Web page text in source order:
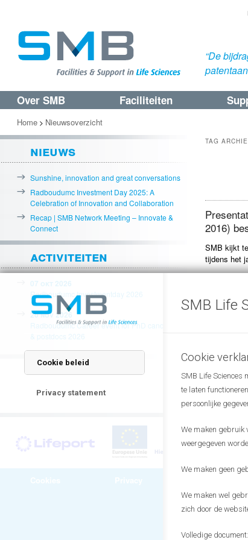
“De
Spring
naar
de
primaire
inhoud
Spring
naar
de
secundaire
inhoud
Over SMB Faciliteiten
TAG
2016)
SMB kijkt
tijdens het
Bericht
navigatie
Home > Nieuwsoverzicht
nieuws
Sunshine, innovation and great conversations
Radboudumc Investment Day 2025: A
Celebration of Innovation and Collaboration
Recap | SMB Network Meeting – Innovate &
Connect
activiteiten
07 okt 2026
Radboudumc Investmentday 2026
20 nov 2026
Radboudumc Career event for PhD candidates
& postdocs 2026
voorwaarden
SMB Life
Cookie beleid
Privacy statement
Cookie
SMB Life Sciences
te laten
persoonlijke
We maken gebruik
weergegeven
We maken geen
We maken wel
zich door de
Volledige document: